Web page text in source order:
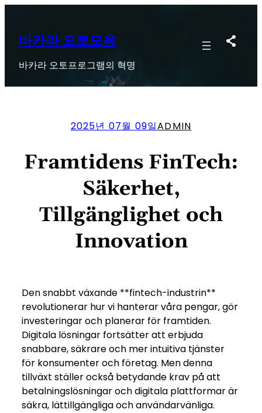
바카라 오토모음
바카라 오토프로그램의 혁명
2025년 07월 09일ADMIN
Framtidens FinTech:
Säkerhet,
Tillgänglighet och
Innovation
Den snabbt växande **fintech-industrin**
revolutionerar hur vi hanterar våra pengar, gör
investeringar och planerar för framtiden.
Digitala lösningar fortsätter att erbjuda
snabbare, säkrare och mer intuitiva tjänster
för konsumenter och företag. Men denna
tillväxt ställer också betydande krav på att
betalningslösningar och digitala plattformar är
säkra, lättillgängliga och användarvänliga.